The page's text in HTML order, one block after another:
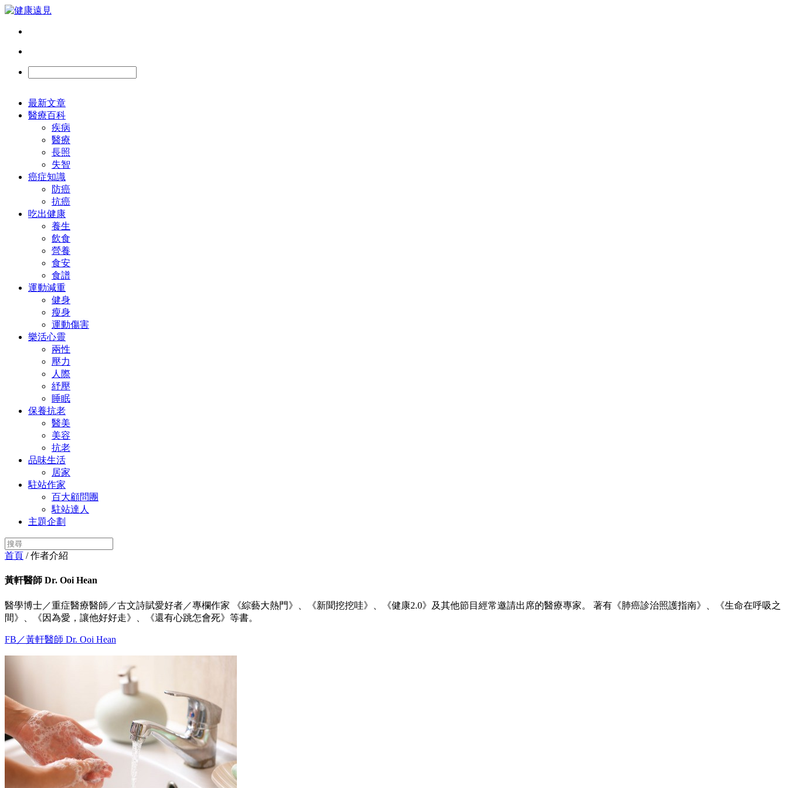
最新文章
醫療百科
疾病
醫療
長照
失智
癌症知識
防癌
抗癌
吃出健康
養生
飲食
營養
食安
食譜
運動減重
健身
瘦身
運動傷害
樂活心靈
兩性
壓力
人際
紓壓
睡眠
保養抗老
醫美
美容
抗老
品味生活
居家
駐站作家
百大顧問團
駐站達人
主題企劃
首頁 / 作者介紹
黃軒醫師 Dr. Ooi Hean
醫學博士／重症醫療醫師／古文詩賦愛好者／專欄作家 《綜藝大熱門》、《新聞挖挖哇》、《健康2.0》及其他節目經常邀請出席的醫療專家。 著有《肺癌診治照護指南》、《生命在呼吸之
間》、《因為愛，讓他好好走》、《還有心跳怎會死》等書。
FB／黃軒醫師 Dr. Ooi Hean